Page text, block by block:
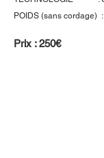
Prix : 250€
POIDS (sans cordage)